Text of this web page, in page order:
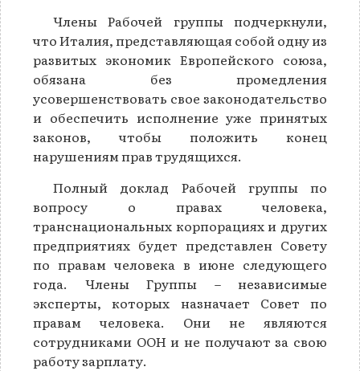
Члены Рабочей группы подчеркнули,
что Италия, представляющая собой одну из
развитых экономик Европейского союза,
обязана без промедления
усовершенствовать свое законодательство
и обеспечить исполнение уже принятых
законов, чтобы положить конец
нарушениям прав трудящихся.
Полный доклад Рабочей группы по
вопросу о правах человека,
транснациональных корпорациях и других
предприятиях будет представлен Совету
по правам человека в июне следующего
года. Члены Группы – независимые
эксперты, которых назначает Совет по
правам человека. Они не являются
сотрудниками ООН и не получают за свою
работу зарплату.